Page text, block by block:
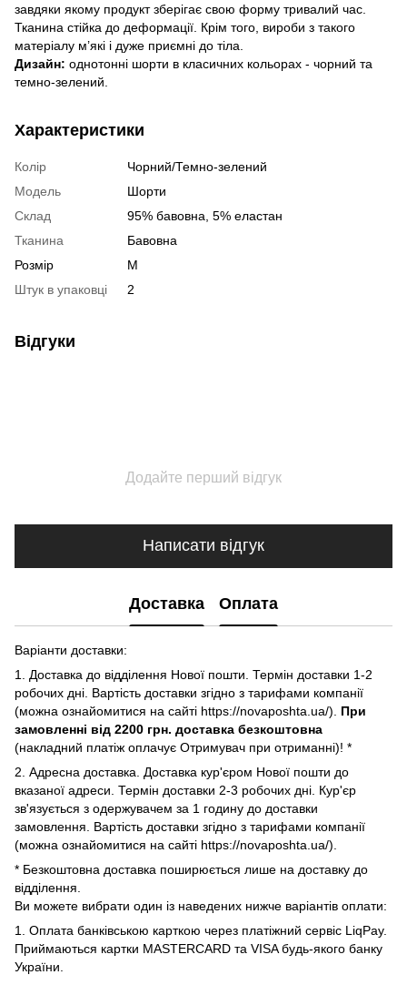
завдяки якому продукт зберігає свою форму тривалий час.
Тканина стійка до деформації. Крім того, вироби з такого
матеріалу м’які і дуже приємні до тіла.
Дизайн: однотонні шорти в класичних кольорах - чорний та
темно-зелений.
Характеристики
Колір
Чорний/Темно-зелений
Модель
Шорти
Склад
95% бавовна, 5% еластан
Тканина
Бавовна
Розмір
M
Штук в упаковці
2
Відгуки
Додайте перший відгук
Написати відгук
Доставка Оплата
Варіанти доставки:
1. Доставка до відділення Нової пошти. Термін доставки 1-2
робочих дні. Вартість доставки згідно з тарифами компанії
(можна ознайомитися на сайті https://novaposhta.ua/). При
замовленні від 2200 грн. доставка безкоштовна
(накладний платіж оплачує Отримувач при отриманні)! *
2. Адресна доставка. Доставка кур'єром Нової пошти до
вказаної адреси. Термін доставки 2-3 робочих дні. Кур'єр
зв'язується з одержувачем за 1 годину до доставки
замовлення. Вартість доставки згідно з тарифами компанії
(можна ознайомитися на сайті https://novaposhta.ua/).
* Безкоштовна доставка поширюється лише на доставку до
відділення.
Ви можете вибрати один із наведених нижче варіантів оплати:
1. Оплата банківською карткою через платіжний сервіс LiqPay.
Приймаються картки MASTERCARD та VISA будь-якого банку
України.